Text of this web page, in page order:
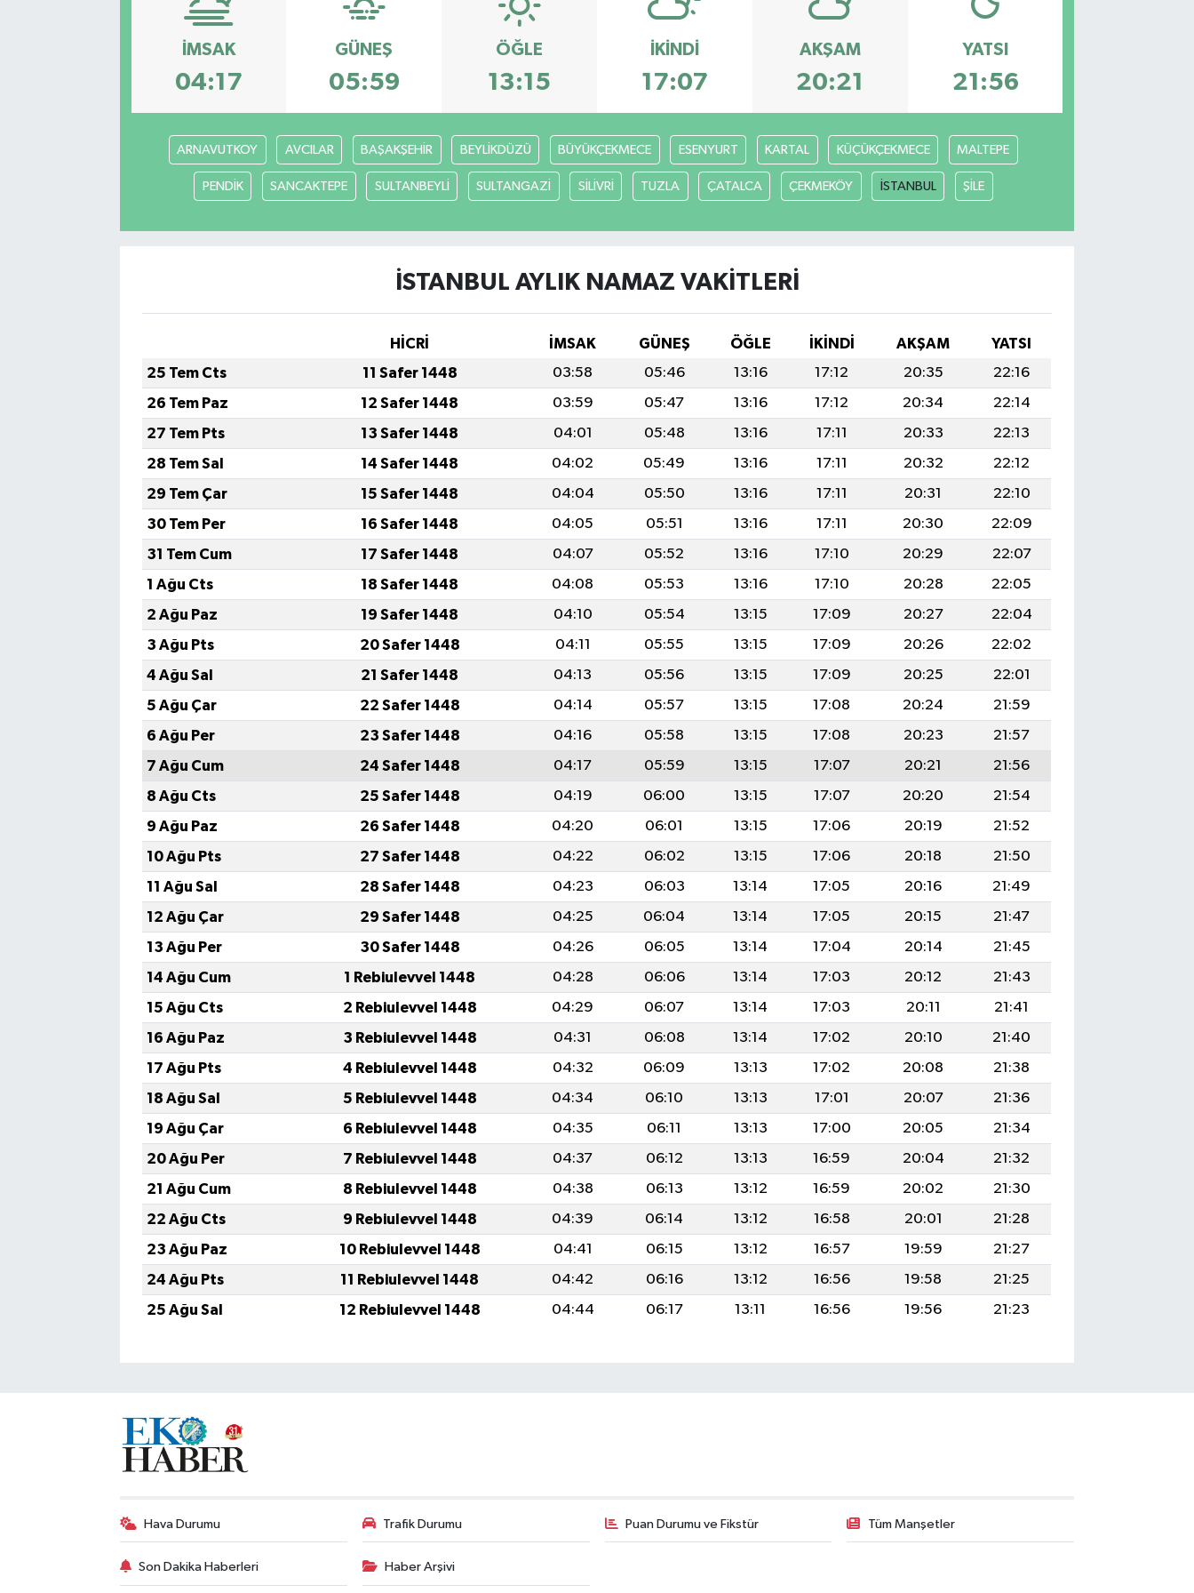
İMSAK
04:17
GÜNEŞ
05:59
ÖĞLE
13:15
İKINDI
17:07
AKŞAM
20:21
YATSI
21:56
ARNAVUTKOY AVCILAR BAŞAKŞEHİR BEYLİKDÜZÜ BÜYÜKÇEKMECE ESENYURT KARTAL KÜÇÜKÇEKMECE MALTEPE
PENDİK SANCAKTEPE SULTANBEYLİ SULTANGAZİ SİLİVRİ TUZLA ÇATALCA ÇEKMEKÖY İSTANBUL ŞİLE
İSTANBUL AYLIK NAMAZ VAKITLERI
HİCRİ İMSAK GÜNEŞ ÖĞLE İKINDI AKŞAM
YATSI
25 Tem Cts
11 Safer 1448 03:58 05:46 13:16 17:12 20:35
22:16
26 Tem Paz
12 Safer 1448 03:59 05:47 13:16 17:12 20:34
22:14
27 Tem Pts
13 Safer 1448 04:01 05:48 13:16 17:11 20:33
22:13
28 Tem Sal
14 Safer 1448 04:02 05:49 13:16 17:11 20:32
22:12
29 Tem Çar
15 Safer 1448 04:04 05:50 13:16 17:11 20:31
22:10
30 Tem Per
16 Safer 1448 04:05 05:51 13:16 17:11 20:30
22:09
31 Tem Cum
17 Safer 1448 04:07 05:52 13:16 17:10 20:29
22:07
1 Ağu Cts
18 Safer 1448 04:08 05:53 13:16 17:10 20:28
22:05
2 Ağu Paz
19 Safer 1448 04:10 05:54 13:15 17:09 20:27
22:04
3 Ağu Pts
20 Safer 1448 04:11 05:55 13:15 17:09 20:26
22:02
4 Ağu Sal
21 Safer 1448 04:13 05:56 13:15 17:09 20:25
22:01
5 Ağu Çar
22 Safer 1448 04:14 05:57 13:15 17:08 20:24
21:59
6 Ağu Per
23 Safer 1448 04:16 05:58 13:15 17:08 20:23
21:57
7 Ağu Cum
24 Safer 1448 04:17 05:59 13:15 17:07 20:21
21:56
8 Ağu Cts
25 Safer 1448 04:19 06:00 13:15 17:07 20:20
21:54
9 Ağu Paz
26 Safer 1448 04:20 06:01 13:15 17:06 20:19
21:52
10 Ağu Pts
27 Safer 1448 04:22 06:02 13:15 17:06 20:18
21:50
11 Ağu Sal
28 Safer 1448 04:23 06:03 13:14 17:05 20:16
21:49
12 Ağu Çar
29 Safer 1448 04:25 06:04 13:14 17:05 20:15
21:47
13 Ağu Per
30 Safer 1448 04:26 06:05 13:14 17:04 20:14
21:45
14 Ağu Cum
1 Rebiulevvel 1448 04:28 06:06 13:14 17:03 20:12
21:43
15 Ağu Cts
2 Rebiulevvel 1448 04:29 06:07 13:14 17:03 20:11
21:41
16 Ağu Paz
3 Rebiulevvel 1448 04:31 06:08 13:14 17:02 20:10
21:40
17 Ağu Pts
4 Rebiulevvel 1448 04:32 06:09 13:13 17:02 20:08
21:38
18 Ağu Sal
5 Rebiulevvel 1448 04:34 06:10 13:13 17:01 20:07
21:36
19 Ağu Çar
6 Rebiulevvel 1448 04:35 06:11 13:13 17:00 20:05
21:34
20 Ağu Per
7 Rebiulevvel 1448 04:37 06:12 13:13 16:59 20:04
21:32
21 Ağu Cum
8 Rebiulevvel 1448 04:38 06:13 13:12 16:59 20:02
21:30
22 Ağu Cts
9 Rebiulevvel 1448 04:39 06:14 13:12 16:58 20:01
21:28
23 Ağu Paz
10 Rebiulevvel 1448 04:41 06:15 13:12 16:57 19:59
21:27
24 Ağu Pts
11 Rebiulevvel 1448 04:42 06:16 13:12 16:56 19:58
21:25
25 Ağu Sal
12 Rebiulevvel 1448 04:44 06:17 13:11 16:56 19:56 21:23
Hava Durumu Trafik Durumu Puan Durumu ve Fikstür Tüm Manşetler
Son Dakika Haberleri Haber Arşivi